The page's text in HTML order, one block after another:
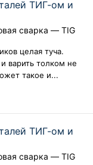
ТИГ-ом и
сварка — TIG
целая туча.
варить толком не
такое и...
ТИГ-ом и
сварка — TIG